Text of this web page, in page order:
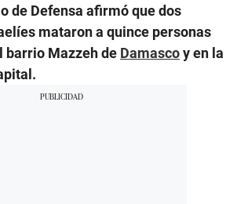
de Defensa afirmó que dos
mataron a quince personas
barrio Mazzeh de Damascoy en la